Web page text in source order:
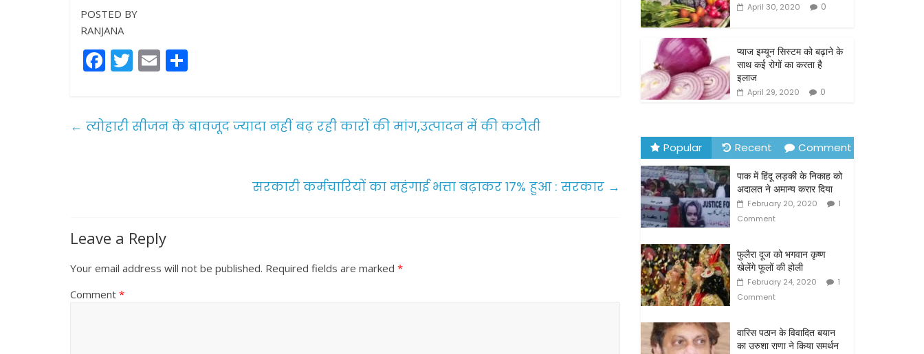
POSTED BY
RANJANA
F
a
e
T
w
er
E
m
l e
← त्योहारी सीजन के बावजूद ज्यादा नहीं बढ़ रही कारों की मांग,उत्पादन में की कटौती
सरकारी कर्मचारियों का महंगाई भत्ता बढ़ाकर 17% हुआ : सरकार →
Leave a Reply
Your email address will not be published. Required fields are marked *
Comment *
b
o
o
k
April 30, 2020 0
प्याज इम्यून सिस्टम को बढ़ाने के
साथ कई रोगों का करता है
इलाज
April 29, 2020 0
Popular Recent Comment
पाक में हिंदू लड़की के निकाह को
अदालत ने अमान्य करार दिया
February 20, 2020
1
Comment
फुलैरा दूज को भगवान कृष्ण
खेलेंगे फूलों की होली
February 24, 2020
1
Comment
वारिस पठान के विवादित बयान
का उरुशा राणा ने किया समर्थन